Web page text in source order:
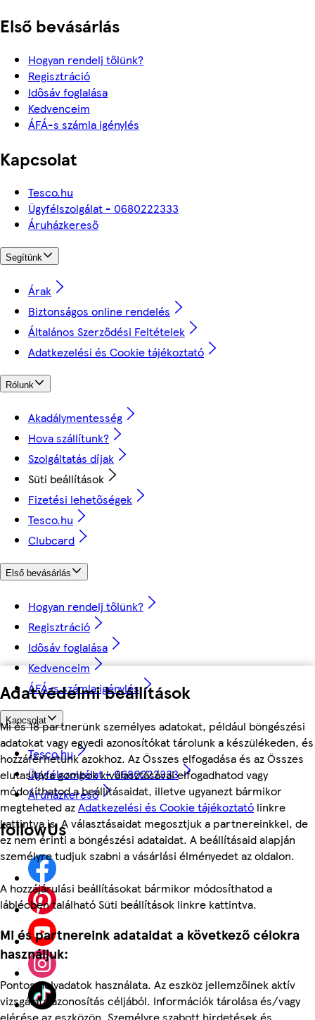
Adatvédelmi beállítások
Mi és 18 partnerünk személyes adatokat, például böngészési
adatokat vagy egyedi azonosítókat tárolunk a készülékeden, és
hozzáférhetünk azokhoz. Az Összes elfogadása és az Összes
elutasítása gombok kiválasztásával elfogadhatod vagy
módosíthatod a beállításaidat, illetve ugyanezt bármikor
megteheted azAdatkezelési és Cookie tájékoztató linkre
kattintva is. A választásaidat megosztjuk a partnereinkkel, de
ez nem érinti a böngészési adataidat. A beállításaid alapján
személyre tudjuk szabni a vásárlási élményedet az oldalon.
A hozzájárulási beállításokat bármikor módosíthatod a
láblécben található Süti beállítások linkre kattintva.
Mi és partnereink adataidat a következő célokra
használjuk:
Pontos helyadatok használata. Az eszköz jellemzőinek aktív
vizsgálata azonosítás céljából. Információk tárolása és/vagy
Első bevásárlás
Hogyan rendelj tőlünk?
Regisztráció
Idősáv foglalása
Kedvenceim
ÁFÁ-s számla igénylés
Kapcsolat
Tesco.hu
Ügyfélszolgálat - 0680222333
Áruházkereső
Segítünk
Árak
Biztonságos online rendelés
Általános Szerződési Feltételek
Adatkezelési és Cookie tájékoztató
Rólunk
Akadálymentesség
Hova szállítunk?
Szolgáltatás díjak
Süti beállítások
Fizetési lehetőségek
Tesco.hu
Clubcard
Első bevásárlás
Hogyan rendelj tőlünk?
Regisztráció
Idősáv foglalása
Kedvenceim
ÁFÁ-s számla igénylés
Kapcsolat
Tesco.hu
Ügyfélszolgálat - 0680222333
Áruházkereső
followUs